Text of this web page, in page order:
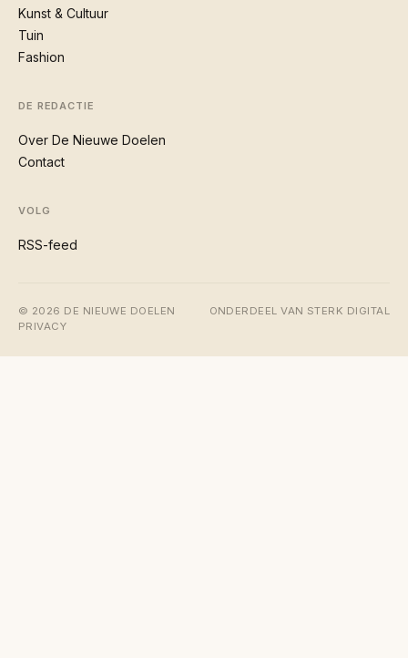
Kunst & Cultuur
Tuin
Fashion
DE REDACTIE
Over De Nieuwe Doelen
Contact
VOLG
RSS-feed
© 2026 DE NIEUWE DOELEN
ONDERDEEL VAN STERK DIGITAL
PRIVACY